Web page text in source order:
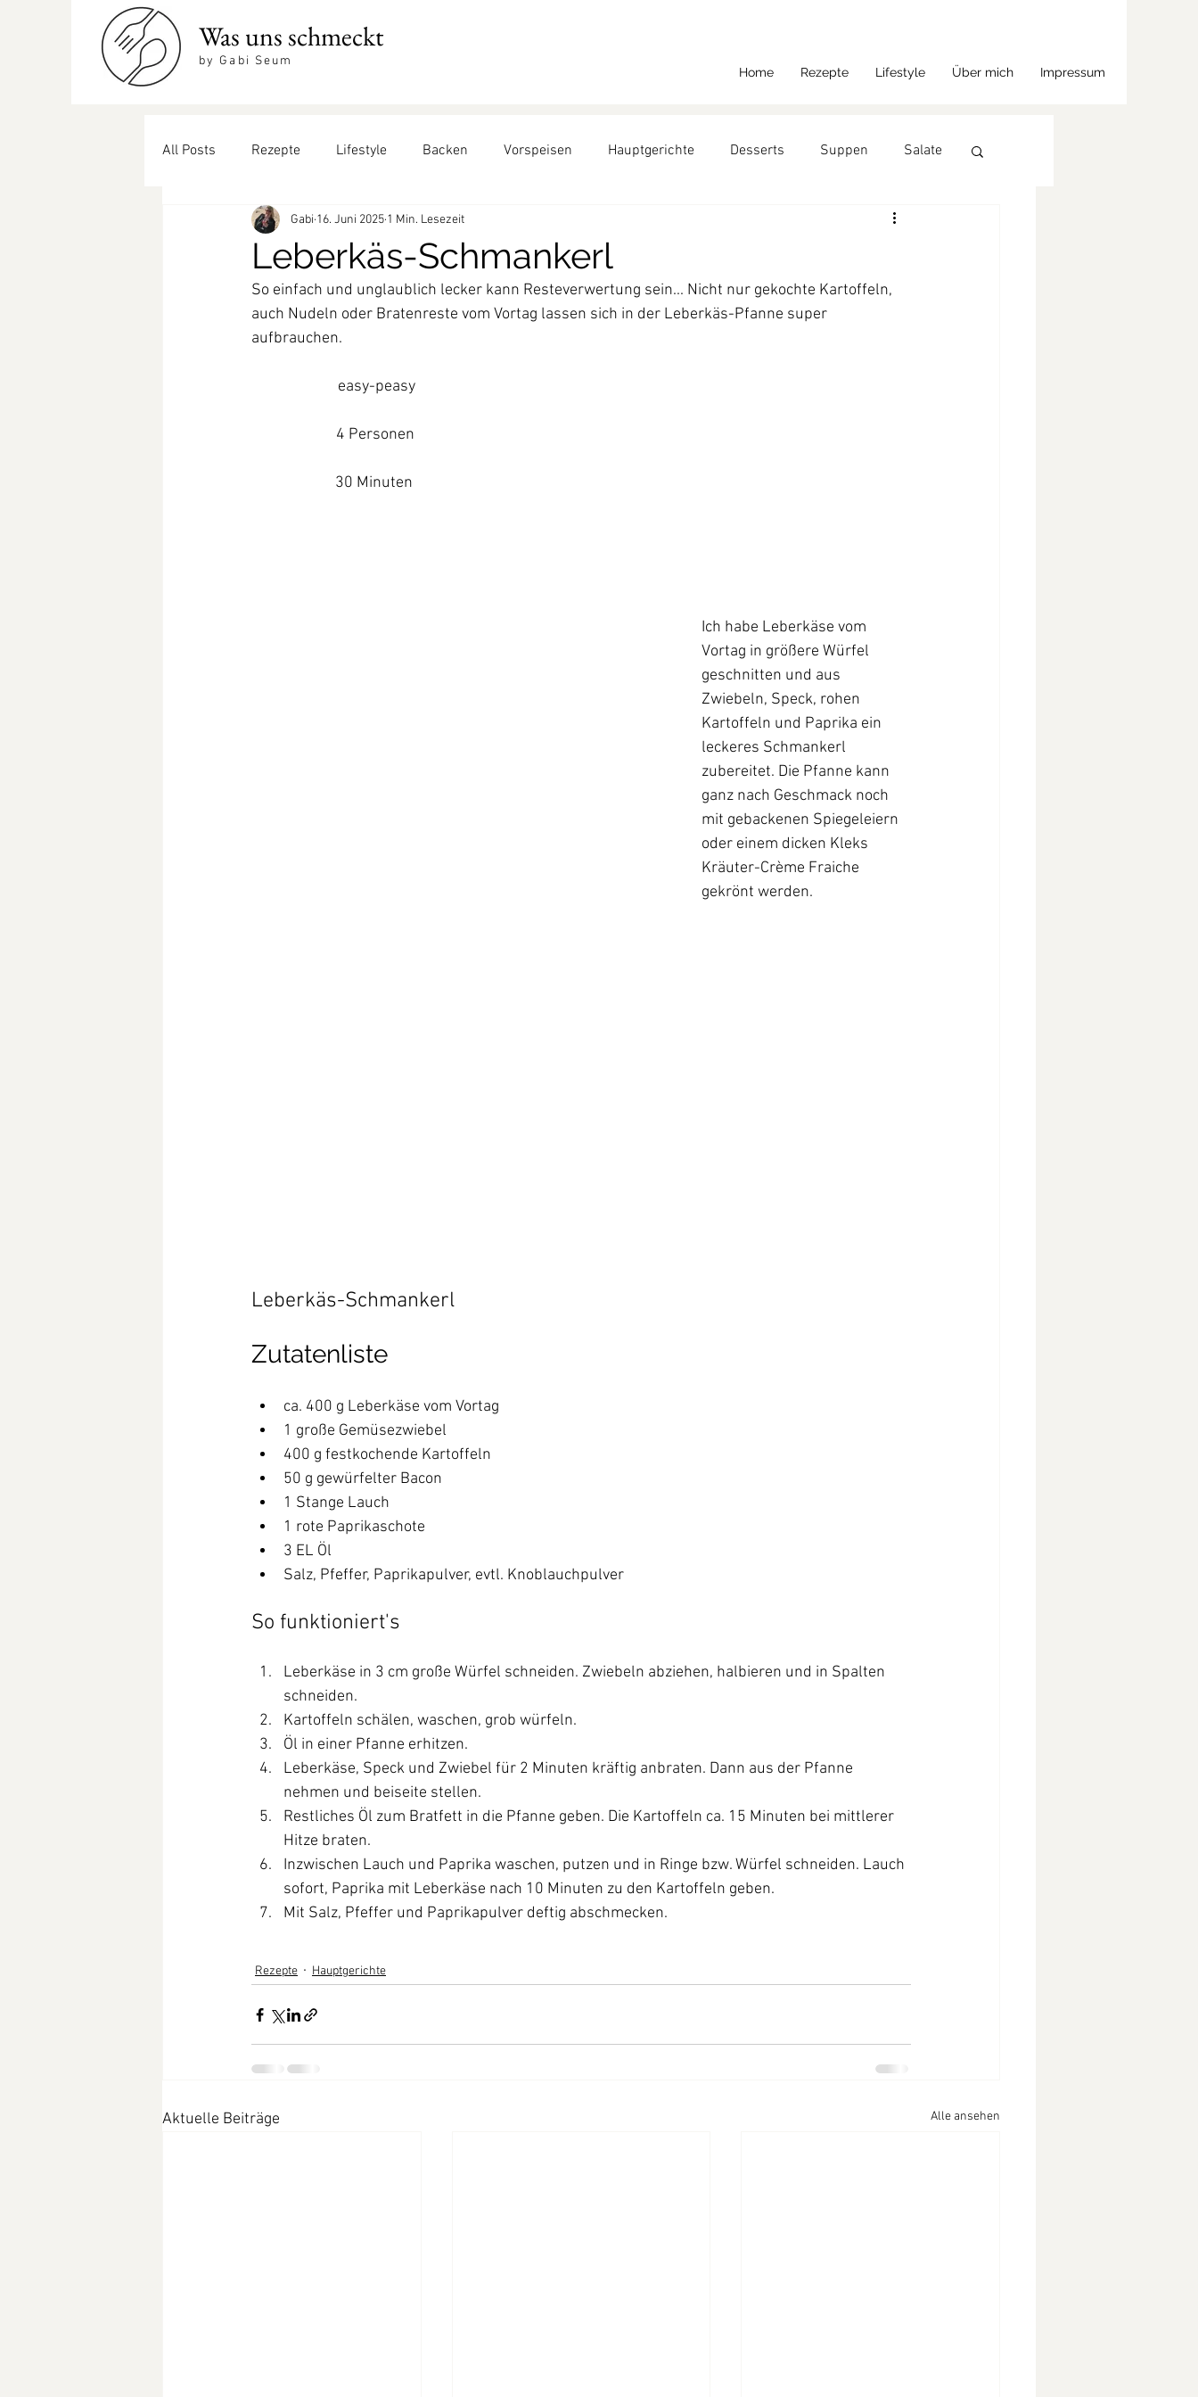
Was uns schmeckt
by Gabi Seum
Home Rezepte Lifestyle Über mich Impressum
All Posts Rezepte Lifestyle Backen Vorspeisen Hauptgerichte Desserts Suppen Salate
coole Drinks Backen für Richard
Leberkäs-Schmankerl
Gabi 16. Juni 2025 1 Min. Lesezeit
So einfach und unglaublich lecker kann Resteverwertung sein... Nicht nur gekochte Kartoffeln,
auch Nudeln oder Bratenreste vom Vortag lassen sich in der Leberkäs-Pfanne super
aufbrauchen.
easy-peasy
4 Personen
30 Minuten
Ich habe Leberkäse vom
Vortag in größere Würfel
geschnitten und aus
Zwiebeln, Speck, rohen
Kartoffeln und Paprika ein
leckeres Schmankerl
zubereitet. Die Pfanne kann
ganz nach Geschmack noch
mit gebackenen Spiegeleiern
oder einem dicken Kleks
Kräuter-Crème Fraiche
gekrönt werden.
Leberkäs-Schmankerl
Zutatenliste
ca. 400 g Leberkäse vom Vortag
1 große Gemüsezwiebel
400 g festkochende Kartoffeln
50 g gewürfelter Bacon
1 Stange Lauch
1 rote Paprikaschote
3 EL Öl
Salz, Pfeffer, Paprikapulver, evtl. Knoblauchpulver
So funktioniert's
Leberkäse in 3 cm große Würfel schneiden. Zwiebeln abziehen, halbieren und in Spalten
schneiden.
Kartoffeln schälen, waschen, grob würfeln.
Öl in einer Pfanne erhitzen.
Leberkäse, Speck und Zwiebel für 2 Minuten kräftig anbraten. Dann aus der Pfanne
nehmen und beiseite stellen.
Restliches Öl zum Bratfett in die Pfanne geben. Die Kartoffeln ca. 15 Minuten bei mittlerer
Hitze braten.
Inzwischen Lauch und Paprika waschen, putzen und in Ringe bzw. Würfel schneiden. Lauch
sofort, Paprika mit Leberkäse nach 10 Minuten zu den Kartoffeln geben.
Mit Salz, Pfeffer und Paprikapulver deftig abschmecken.
Rezepte Hauptgerichte
Aktuelle Beiträge Alle ansehen